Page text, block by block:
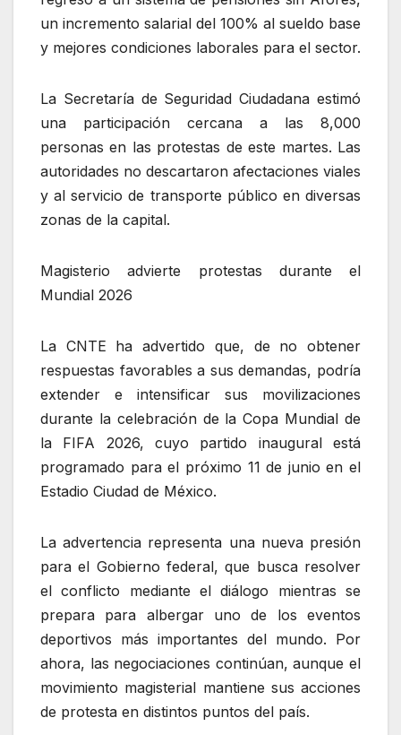
un incremento salarial del 100% al sueldo base
y mejores condiciones laborales para el sector.
La Secretaría de Seguridad Ciudadana estimó
una participación cercana a las 8,000
personas en las protestas de este martes. Las
autoridades no descartaron afectaciones viales
y al servicio de transporte público en diversas
zonas de la capital.
Magisterio advierte protestas durante el
Mundial 2026
La CNTE ha advertido que, de no obtener
respuestas favorables a sus demandas, podría
extender e intensificar sus movilizaciones
durante la celebración de la Copa Mundial de
la FIFA 2026, cuyo partido inaugural está
programado para el próximo 11 de junio en el
Estadio Ciudad de México.
La advertencia representa una nueva presión
para el Gobierno federal, que busca resolver
el conflicto mediante el diálogo mientras se
prepara para albergar uno de los eventos
deportivos más importantes del mundo. Por
ahora, las negociaciones continúan, aunque el
movimiento magisterial mantiene sus acciones
de protesta en distintos puntos del país.